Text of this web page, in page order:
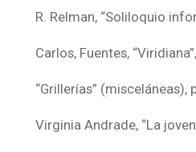
R. Relman, “Soliloquio
Carlos, Fuentes,
“Grillerías” (misceláneas),
Virginia Andrade, “La